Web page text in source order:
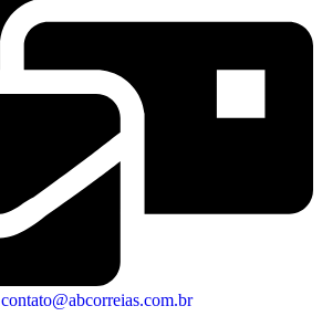
contato@abcorreias.com.br